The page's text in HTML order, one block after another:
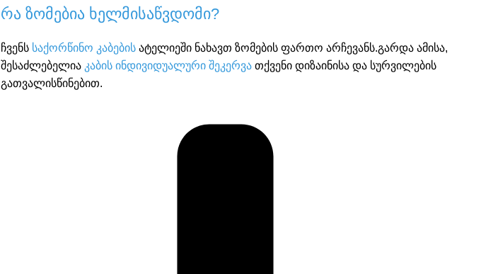
რა ზომებია ხელმისაწვდომი?
ჩვენს საქორწინო კაბებისატელიეში ნახავთ ზომების ფართო არჩევანს.გარდა ამისა,
შესაძლებელია კაბის ინდივიდუალური შეკერვა თქვენი დიზაინისა და სურვილების
გათვალისწინებით.